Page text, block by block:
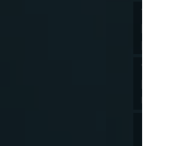
18:10
19:05